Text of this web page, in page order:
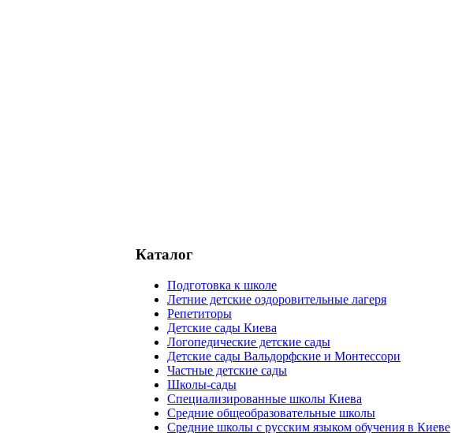
Каталог
Подготовка к школе
Летние детские оздоровительные лагеря
Репетиторы
Детские сады Киева
Логопедические детские сады
Детские сады Вальдорфские и Монтессори
Частные детские сады
Школы-сады
Cпециализированные школы Киева
Cредние общеобразовательные школы
Средние школы с русским языком обучения в Киеве